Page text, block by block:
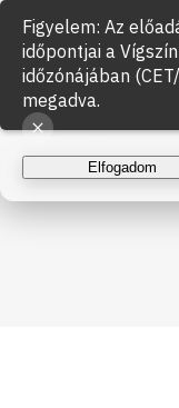
Figyelem: Az
időpontjai a
időzónájában
megadva.
Sütik
Az oldal
sütiket használunk. A
használatát.
Elfogadom